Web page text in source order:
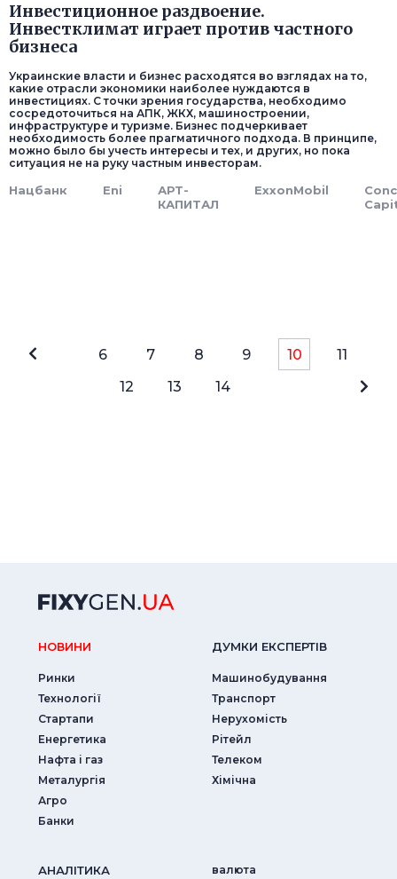
Инвестиционное раздвоение.
Инвестклимат играет против частного
бизнеса
Украинские власти и бизнес расходятся во взглядах на то,
какие отрасли экономики наиболее нуждаются в
инвестициях. С точки зрения государства, необходимо
сосредоточиться на АПК, ЖКХ, машиностроении,
инфраструктуре и туризме. Бизнес подчеркивает
необходимость более прагматичного подхода. В принципе,
можно было бы учесть интересы и тех, и других, но пока
ситуация не на руку частным инвесторам.
Нацбанк Eni
АРТ-
КАПИТАЛ
ExxonMobil
6 7 8 9 10
11
12
13 14
НОВИНИ
Ринки
Технології
Стартапи
Енергетика
Нафта і газ
Металургія
Агро
Банки
ДУМКИ ЕКСПЕРТIВ
Машинобудування
Транспорт
Нерухомість
Рітейл
Телеком
Хімічна
АНАЛIТИКА валюта